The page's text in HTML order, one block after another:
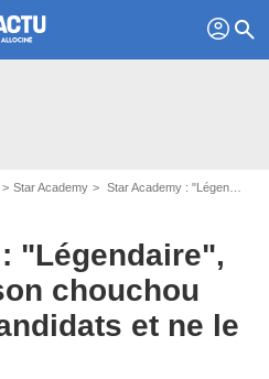
profil search
Star Academy Star Academy : "Légendaire", Ebony a déjà son chouchou parmi les 17 candidats et ne le cache pas
"Légendaire",
chouchou
et ne le